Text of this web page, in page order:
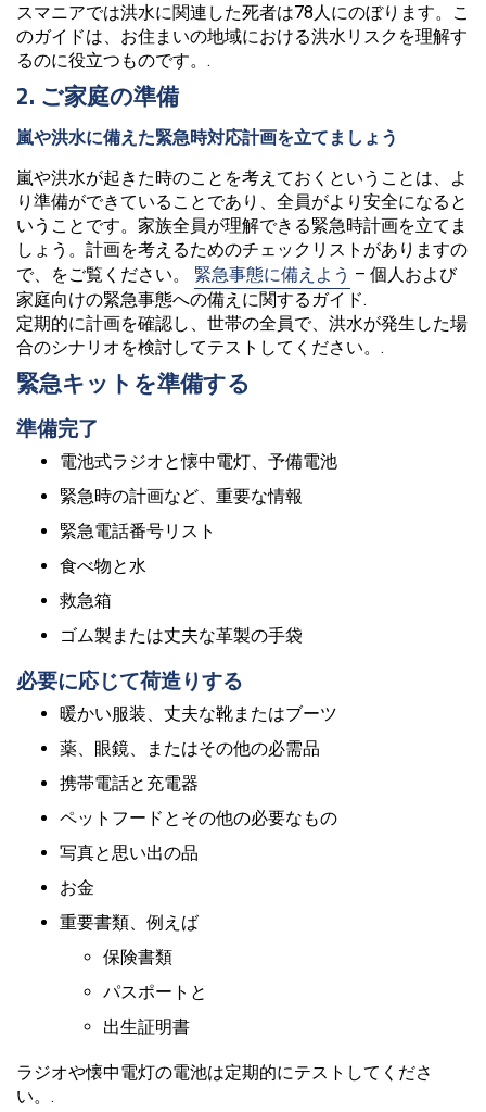
スマニアでは洪水に関連した死者は78人にのぼります。こ
のガイドは、お住まいの地域における洪水リスクを理解す
るのに役立つものです。.
2. ご家庭の準備
嵐や洪水に備えた緊急時対応計画を立てましょう
嵐や洪水が起きた時のことを考えておくということは、よ
り準備ができていることであり、全員がより安全になると
いうことです。家族全員が理解できる緊急時計画を立てま
しょう。計画を考えるためのチェックリストがありますの
で、をご覧ください。 緊急事態に備えよう – 個人および
家庭向けの緊急事態への備えに関するガイド.
定期的に計画を確認し、世帯の全員で、洪水が発生した場
合のシナリオを検討してテストしてください。.
緊急キットを準備する
準備完了
電池式ラジオと懐中電灯、予備電池
緊急時の計画など、重要な情報
緊急電話番号リスト
食べ物と水
救急箱
ゴム製または丈夫な革製の手袋
必要に応じて荷造りする
暖かい服装、丈夫な靴またはブーツ
薬、眼鏡、またはその他の必需品
携帯電話と充電器
ペットフードとその他の必要なもの
写真と思い出の品
お金
重要書類、例えば
保険書類
パスポートと
出生証明書
ラジオや懐中電灯の電池は定期的にテストしてくださ
い。.